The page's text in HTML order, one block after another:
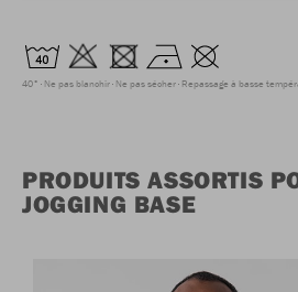
40° Ne pas blanchir Ne pas sécher Repassage à basse
PRODUITS ASSORTIS
JOGGING BASE